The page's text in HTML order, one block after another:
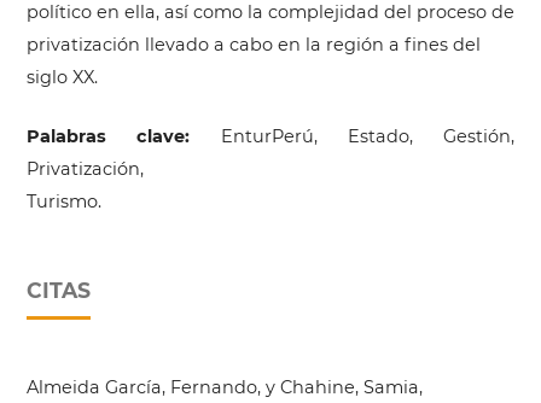
político en ella, así como la complejidad del proceso de
privatización llevado a cabo en la región a fines del
siglo XX.
Palabras clave: EnturPerú, Estado, Gestión,
Privatización,
Turismo.
CITAS
Almeida García, Fernando, y Chahine, Samia,